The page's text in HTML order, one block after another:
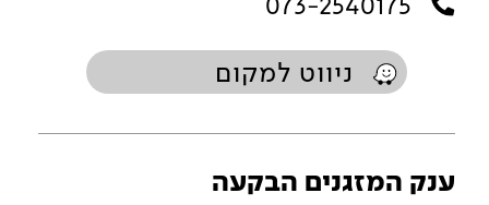
ניווט למקום
ענק המזגנים הבקעה